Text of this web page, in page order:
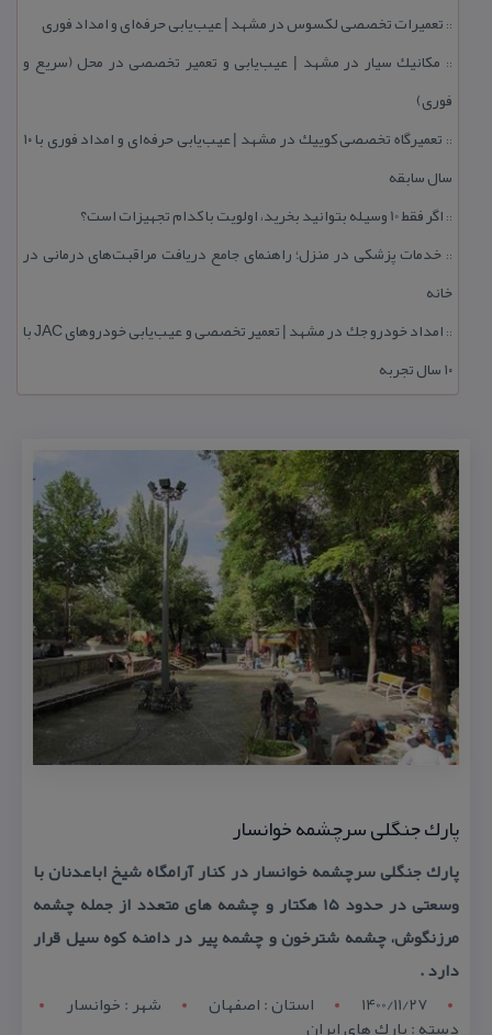
:: تعمیرات تخصصی لكسوس در مشهد | عیب‌یابی حرفه‌ای و امداد فوری
:: مكانیك سیار در مشهد | عیب‌یابی و تعمیر تخصصی در محل (سریع و
فوری)
::
تعمیرگاه تخصصی كوییك در مشهد | عیب‌یابی حرفه‌ای و امداد فوری با ۱۰
سال سابقه
:: اگر فقط 10 وسیله بتوانید بخرید، اولویت با كدام تجهیزات است؟
:: خدمات پزشكی در منزل؛ راهنمای جامع دریافت مراقبت‌های درمانی در
خانه
::
امداد خودرو جك در مشهد | تعمیر تخصصی و عیب‌یابی خودروهای JAC با
۱۰ سال تجربه
پارك جنگلی سرچشمه خوانسار
پارك جنگلی سرچشمه خوانسار در كنار آرامگاه شیخ اباعدنان با
وسعتی در حدود ۱۵ هكتار و چشمه های متعدد از جمله چشمه
مرزنگوش، چشمه شترخون و چشمه پیر در دامنه كوه سیل قرار
دارد .
1400/11/27
استان : اصفهان شهر : خوانسار